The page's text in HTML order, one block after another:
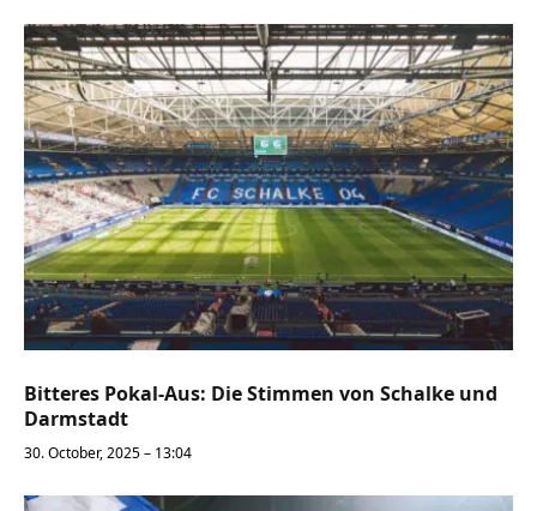
Bitteres Pokal-Aus: Die Stimmen von Schalke und
Darmstadt
30. October, 2025 – 13:04